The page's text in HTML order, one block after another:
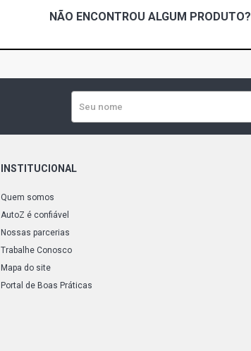
NÃO ENCONTROU ALGUM PRODUTO?
INSTITUCIONAL
Quem somos
AutoZ é confiável
Nossas parcerias
Trabalhe Conosco
Mapa do site
Portal de Boas Práticas